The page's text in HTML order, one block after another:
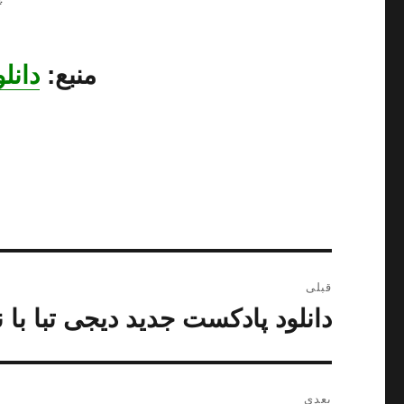
منبع:
نوشته
قبلی
نوشته
دانلود پادکست جدید دیجی تبا با
بعدی